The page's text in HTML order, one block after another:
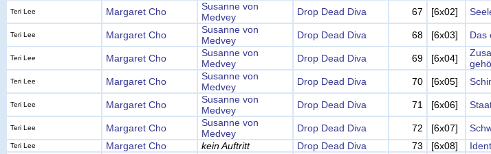
Teri Lee Margaret Cho
Susanne von
Medvey
Drop Dead Diva 67 [6x02]
Teri Lee Margaret Cho
Susanne von
Medvey
Drop Dead Diva 68 [6x03] Das
Teri Lee Margaret Cho
Susanne von
Medvey
Drop Dead Diva 69 [6x04]
Teri Lee Margaret Cho
Susanne von
Medvey
Drop Dead Diva 70 [6x05]
Teri Lee Margaret Cho
Susanne von
Medvey
Drop Dead Diva 71 [6x06]
Teri Lee Margaret Cho
Susanne von
Medvey
Drop Dead Diva 72 [6x07]
Teri Lee Margaret Cho kein Auftritt Drop Dead Diva 73 [6x08]